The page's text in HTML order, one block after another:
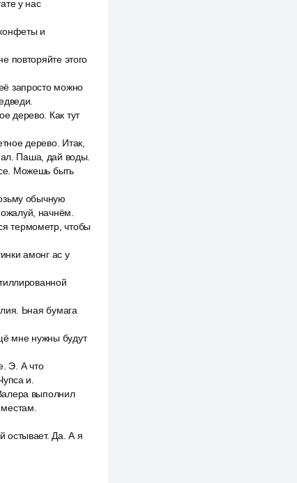
у нас
и
повторяйте этого
запросто можно
дерево. Как тут
дерево. Итак,
Паша, дай воды.
Можешь быть
обычную
начнём.
термометр, чтобы
амонг ас у
Ьная бумага
мне нужны будут
Э. А что
и.
выполнил
остывает. Да. А я